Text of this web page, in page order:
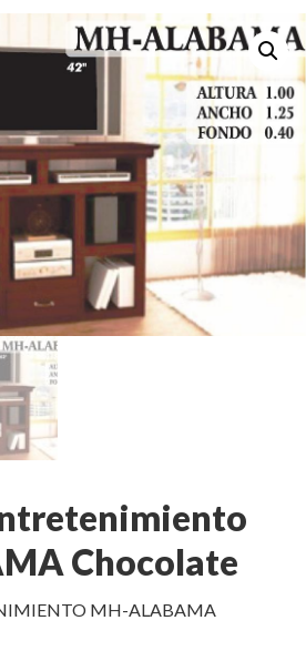
Chocolate
MH-ALABAMA